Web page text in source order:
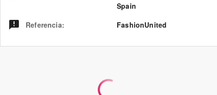
Spain
Referencia: FashionUnited